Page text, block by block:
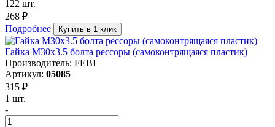
122 шт.
268 ₽
Подробнее
Купить в 1 клик
Гайка M30x3.5 болта рессоры (самоконтрящаяся пластик)
Производитель: FEBI
Артикул: 05085
315 ₽
1 шт.
-